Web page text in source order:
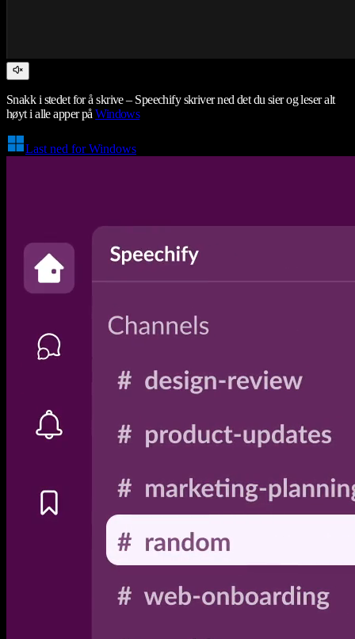
Snakk i stedet for å skrive – Speechify skriver ned det du sier og leser alt
høyt i alle apper påWindows
Last ned for Windows